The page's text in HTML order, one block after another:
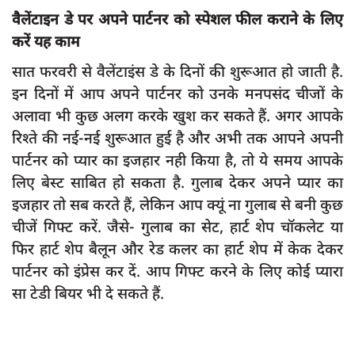
English
वैलेंटाइन डे पर अपने पार्टनर को स्पेशल फील कराने के लिए
करें यह काम
सात फरवरी से वैलेंटाइंस डे के दिनों की शुरूआत हो जाती है.
इन दिनों में आप अपने पार्टनर को उनके मनपसंद चीजों के
अलावा भी कुछ अलग करके खुश कर सकते हैं. अगर आपके
रिश्ते की नई-नई शुरूआत हुई है और अभी तक आपने अपनी
पार्टनर को प्यार का इजहार नही किया है, तो ये समय आपके
लिए बेस्ट साबित हो सकता है. गुलाब देकर अपने प्यार का
इजहार तो सब करते हैं, लेकिन आप क्यूं ना गुलाब से बनी कुछ
चीजें गिफ्ट करें. जैसे- गुलाब का सेट, हार्ट शेप चॉकलेट या
फिर हार्ट शेप बैलून और रेड कलर का हार्ट शेप में केक देकर
पार्टनर को इंप्रेस कर दें. आप गिफ्ट करने के लिए कोई प्यारा
सा टेडी बियर भी दे सकते हैं.